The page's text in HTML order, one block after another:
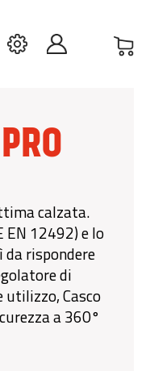
calzata.
EN 12492) e lo
da rispondere
di
utilizzo, Casco
a 360°